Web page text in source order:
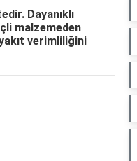
Dayanıklı
malzemeden
verimliliğini